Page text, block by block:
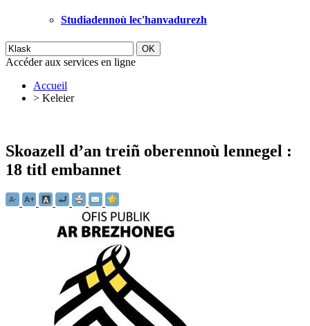
Studiadennoù lec'hanvadurezh
Accéder aux services en ligne
Accueil
> Keleier
Skoazell d’an treiñ oberennoù lennegel :
18 titl embannet